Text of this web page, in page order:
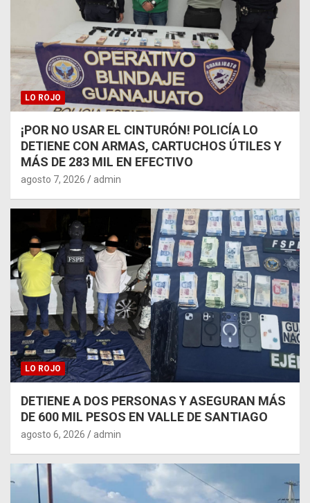
LO ROJO
¡POR NO USAR EL CINTURÓN! POLICÍA LO
DETIENE CON ARMAS, CARTUCHOS ÚTILES Y
MÁS DE 283 MIL EN EFECTIVO
agosto 7, 2026 admin
LO ROJO
DETIENE A DOS PERSONAS Y ASEGURAN MÁS
DE 600 MIL PESOS EN VALLE DE SANTIAGO
agosto 6, 2026 admin